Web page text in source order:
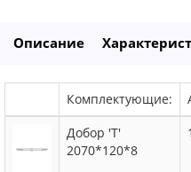
Описание
Комплектующие:
Добор 'Т'
2070*120*8